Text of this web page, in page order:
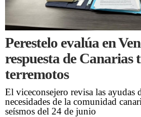
Perestelo evalúa en
respuesta de Canarias
terremotos
El viceconsejero revisa las ayudas
necesidades de la comunidad
seísmos del 24 de junio